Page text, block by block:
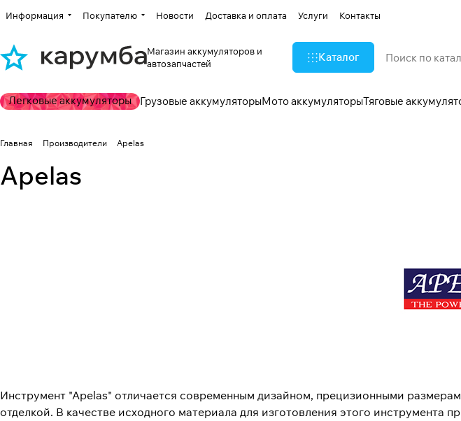
Информация Покупателю Новости Доставка и оплата Услуги Контакты
Магазин аккумуляторов и
автозапчастей
Каталог
Легковые аккумуляторы Грузовые аккумуляторыМото аккумуляторыТяговые
Главная Производители Apelas
Apelas
Инструмент "Apelas" отличается современным дизайном, прецизионными
отделкой. В качестве исходного материала для изготовления этого инструмента